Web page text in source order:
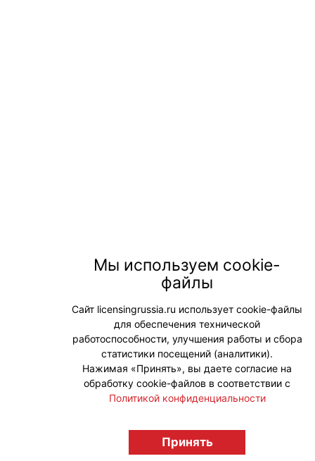
Мы используем cookie-
файлы
Сайт licensingrussia.ru использует cookie-файлы
для обеспечения технической
работоспособности, улучшения работы и сбора
статистики посещений (аналитики).
Нажимая «Принять», вы даете согласие на
обработку cookie-файлов в соответствии с
Политикой конфиденциальности
Принять